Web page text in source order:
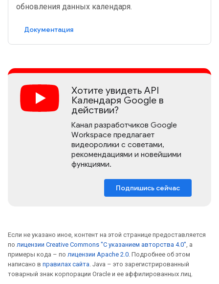
обновления данных календаря.
Документация
Хотите увидеть API
Календаря Google в
действии?
Канал разработчиков Google
Workspace предлагает
видеоролики с советами,
рекомендациями и новейшими
функциями.
Подпишись сейчас
Если не указано иное, контент на этой странице предоставляется
по лицензии Creative Commons "С указанием авторства 4.0" , а
примеры кода – по лицензии Apache 2.0 . Подробнее об этом
написано в правилах сайта . Java – это зарегистрированный
товарный знак корпорации Oracle и ее аффилированных лиц.